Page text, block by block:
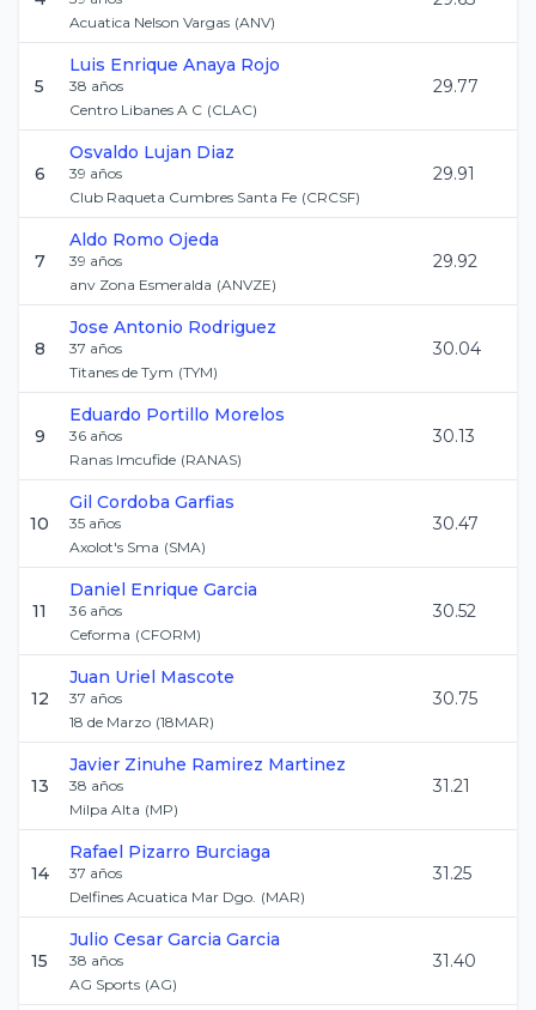
Acuatica Nelson Vargas (ANV)
5
Luis Enrique Anaya Rojo
38 años
Centro Libanes A C (CLAC)
29.77
6
Osvaldo Lujan Diaz
39 años
Club Raqueta Cumbres Santa Fe (CRCSF)
29.91
7
Aldo Romo Ojeda
39 años
anv Zona Esmeralda (ANVZE)
29.92
8
Jose Antonio Rodriguez
37 años
Titanes de Tym (TYM)
30.04
9
Eduardo Portillo Morelos
36 años
Ranas Imcufide (RANAS)
30.13
10
Gil Cordoba Garfias
35 años
Axolot's Sma (SMA)
30.47
11
Daniel Enrique Garcia
36 años
Ceforma (CFORM)
30.52
12
Juan Uriel Mascote
37 años
18 de Marzo (18MAR)
30.75
13
Javier Zinuhe Ramirez Martinez
38 años
Milpa Alta (MP)
31.21
14
Rafael Pizarro Burciaga
37 años
Delfines Acuatica Mar Dgo. (MAR)
31.25
15
Julio Cesar Garcia Garcia
38 años
AG Sports (AG)
31.40